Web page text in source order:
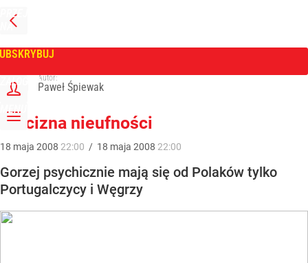
PRZEJDŹ
NA
GŁÓWNĄ
ZALOGUJ
MENU
Tygodnik Wprost
Autor:
Paweł Śpiewak
Trucizna nieufności
18 maja 2008 22:00 / 18 maja 2008 22:00
Gorzej psychicznie mają się od Polaków tylko
Portugalczycy i Węgrzy